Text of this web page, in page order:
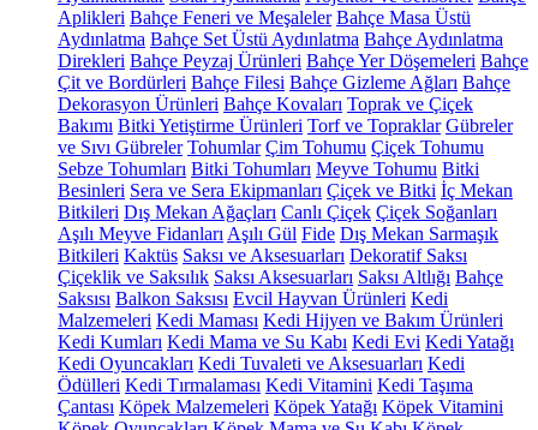
Aplikleri Bahçe Feneri ve Meşaleler Bahçe Masa Üstü
Aydınlatma Bahçe Set Üstü Aydınlatma Bahçe Aydınlatma
Direkleri Bahçe Peyzaj Ürünleri Bahçe Yer Döşemeleri Bahçe
Çit ve Bordürleri Bahçe Filesi Bahçe Gizleme Ağları Bahçe
Dekorasyon Ürünleri Bahçe Kovaları Toprak ve Çiçek
Bakımı Bitki Yetiştirme Ürünleri Torf ve Topraklar Gübreler
ve Sıvı Gübreler Tohumlar Çim Tohumu Çiçek Tohumu
Sebze Tohumları Bitki Tohumları Meyve Tohumu Bitki
Besinleri Sera ve Sera Ekipmanları Çiçek ve Bitki İç Mekan
Bitkileri Dış Mekan Ağaçları Canlı Çiçek Çiçek Soğanları
Aşılı Meyve Fidanları Aşılı Gül Fide Dış Mekan Sarmaşık
Bitkileri Kaktüs Saksı ve Aksesuarları Dekoratif Saksı
Çiçeklik ve Saksılık Saksı Aksesuarları Saksı Altlığı Bahçe
Saksısı Balkon Saksısı Evcil Hayvan Ürünleri Kedi
Malzemeleri Kedi Maması Kedi Hijyen ve Bakım Ürünleri
Kedi Kumları Kedi Mama ve Su Kabı Kedi Evi Kedi Yatağı
Kedi Oyuncakları Kedi Tuvaleti ve Aksesuarları Kedi
Ödülleri Kedi Tırmalaması Kedi Vitamini Kedi Taşıma
Çantası Köpek Malzemeleri Köpek Yatağı Köpek Vitamini